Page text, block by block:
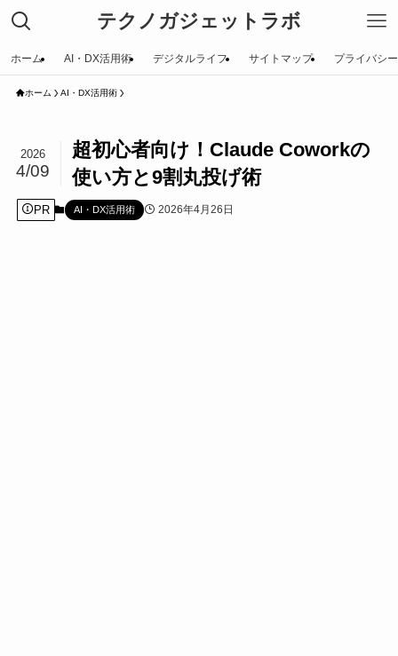
テクノガジェットラボ
ホーム AI・DX活用術 デジタルライフ サイトマップ プライバシ
ホーム AI・DX活用術
超初心者向け！Claude Coworkの
使い方と9割丸投げ術
2026
4/09
PR AI・DX活用術 2026年4月26日